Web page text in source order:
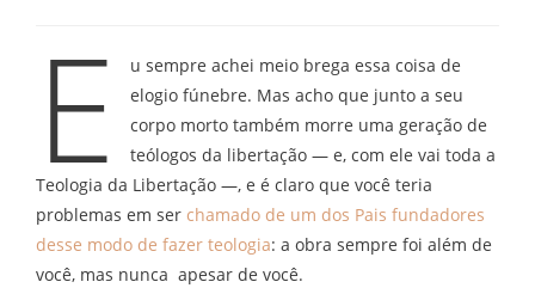
E
u sempre achei meio brega essa coisa de
elogio fúnebre. Mas acho que junto a seu
corpo morto também morre uma geração de
teólogos da libertação — e, com ele vai toda a
Teologia da Libertação —, e é claro que você teria
problemas em ser chamado de um dos Pais fundadores
desse modo de fazer teologia: a obra sempre foi além de
você, mas nunca apesar de você.